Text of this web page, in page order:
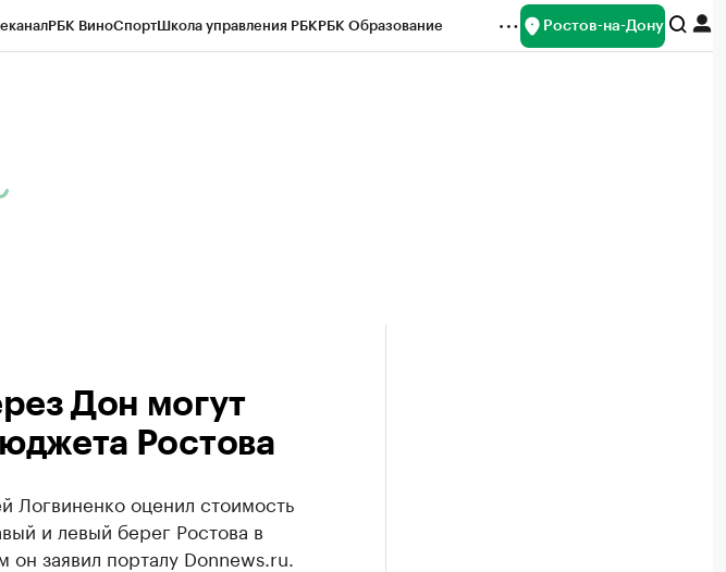
РБК ВиноСпортШкола управления РБКРБК Образование Ростов-на-Дону
Дон могут
Ростова
Логвиненко оценил стоимость
и левый берег Ростова в
заявил порталу Donnews.ru.